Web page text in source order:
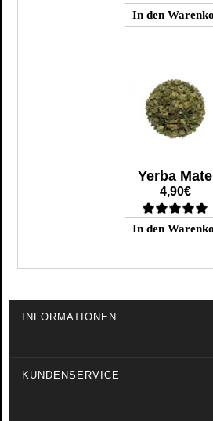
Yerba Mate
4,90€
INFORMATIONEN
KUNDENSERVICE